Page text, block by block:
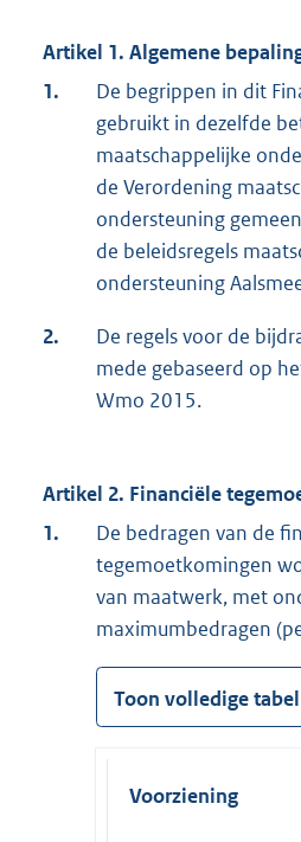
Artikel 1. Algemene
1.
De begrippen in dit
gebruikt in dezelfde
maatschappelijke
de Verordening
ondersteuning
de beleidsregels
ondersteuning
2.
De regels voor de
mede gebaseerd op
Wmo 2015.
Artikel 2. Financiële
1.
De bedragen van de
tegemoetkomingen
van maatwerk, met
maximumbedragen
Toon volledige tabel
Voorziening